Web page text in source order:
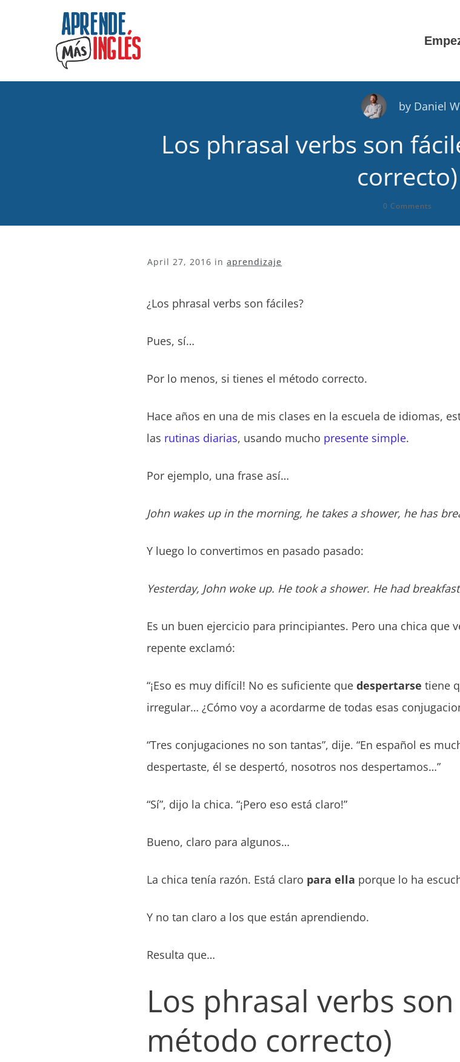
by Daniel
Los phrasal verbs son
correcto)
0 Comments
April 27, 2016 in aprendizaje
¿Los phrasal verbs son fáciles?
Pues, sí…
Por lo menos, si tienes el método correcto.
Hace años en una de mis clases en la escuela de idiomas,
las rutinas diarias, usando mucho presente simple.
Por ejemplo, una frase así…
John wakes up in the morning, he takes a shower, he has
Y luego lo convertimos en pasado pasado:
Yesterday, John woke up. He took a shower. He had
Es un buen ejercicio para principiantes. Pero una chica que
repente exclamó:
“¡Eso es muy difícil! No es suficiente que despertarse tiene
irregular… ¿Cómo voy a acordarme de todas esas
“Tres conjugaciones no son tantas”, dije. “En español es
despertaste, él se despertó, nosotros nos despertamos…”
“Sí”, dijo la chica. “¡Pero eso está claro!”
Bueno, claro para algunos…
La chica tenía razón. Está claro para ella porque lo ha
Y no tan claro a los que están aprendiendo.
Resulta que…
Los phrasal verbs
método correcto)